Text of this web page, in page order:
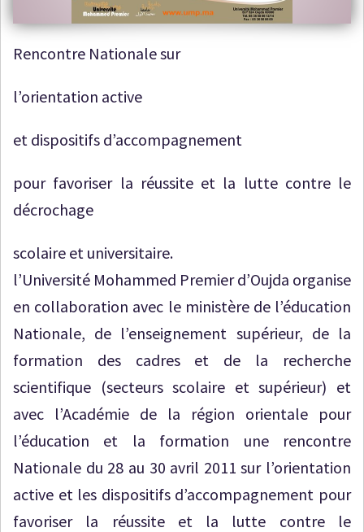
Rencontre Nationale sur
l’orientation active
et dispositifs d’accompagnement
pour favoriser la réussite et la lutte contre le
décrochage
scolaire et universitaire.
l’Université Mohammed Premier d’Oujda organise
en collaboration avec le ministère de l’éducation
Nationale, de l’enseignement supérieur, de la
formation des cadres et de la recherche
scientifique (secteurs scolaire et supérieur) et
avec l’Académie de la région orientale pour
l’éducation et la formation une rencontre
Nationale du 28 au 30 avril 2011 sur l’orientation
active et les dispositifs d’accompagnement pour
favoriser la réussite et la lutte contre le